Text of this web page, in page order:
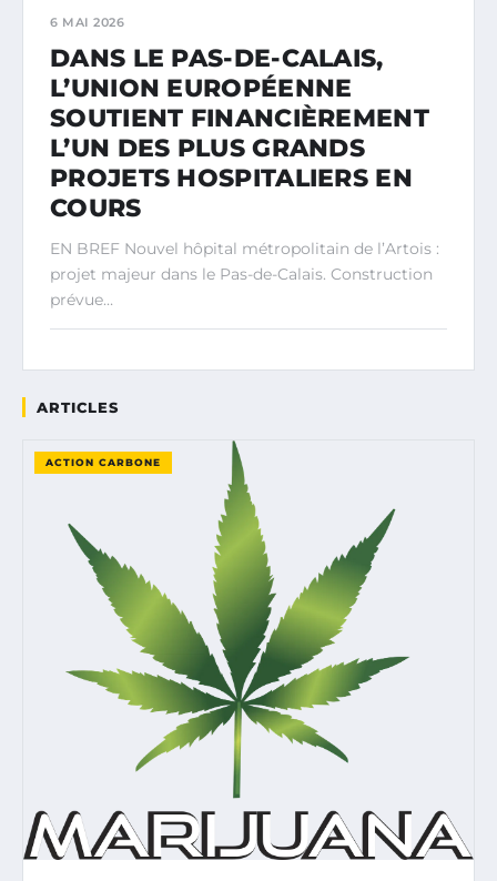
6 MAI 2026
DANS LE PAS-DE-CALAIS,
L’UNION EUROPÉENNE
SOUTIENT FINANCIÈREMENT
L’UN DES PLUS GRANDS
PROJETS HOSPITALIERS EN
COURS
EN BREF Nouvel hôpital métropolitain de l’Artois :
projet majeur dans le Pas-de-Calais. Construction
prévue…
ARTICLES
ACTION CARBONE